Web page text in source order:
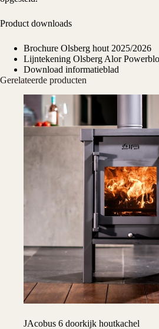
Product downloads
Brochure Olsberg hout 2025/2026
Lijntekening Olsberg Alor
Download informatieblad
Gerelateerde producten
JAcobus 6 doorkijk houtkachel